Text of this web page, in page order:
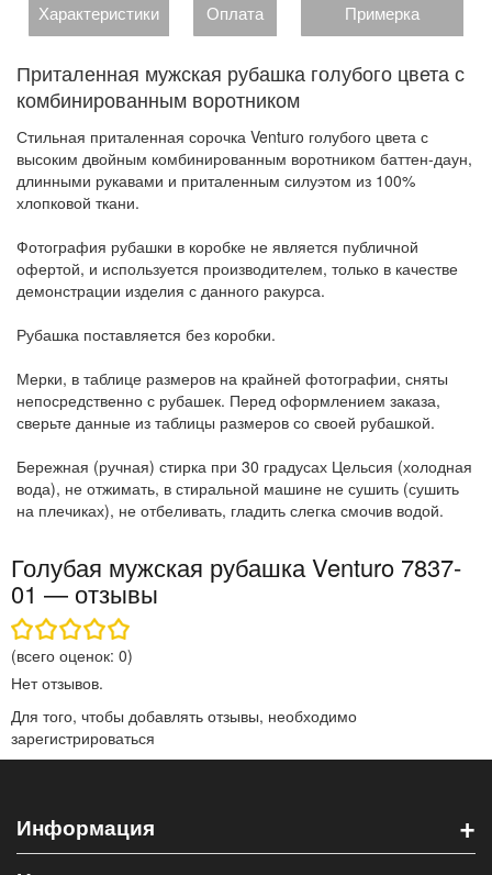
Характеристики Оплата Примерка
Приталенная мужская рубашка голубого цвета с
комбинированным воротником
Стильная приталенная сорочка Venturo голубого цвета с
высоким двойным комбинированным воротником баттен-даун,
длинными рукавами и приталенным силуэтом из 100%
хлопковой ткани.
Фотография рубашки в коробке не является публичной
офертой, и используется производителем, только в качестве
демонстрации изделия с данного ракурса.
Рубашка поставляется без коробки.
Мерки, в таблице размеров на крайней фотографии, сняты
непосредственно с рубашек. Перед оформлением заказа,
сверьте данные из таблицы размеров со своей рубашкой.
Бережная (ручная) стирка при 30 градусах Цельсия (холодная
вода), не отжимать, в стиральной машине не сушить (сушить
на плечиках), не отбеливать, гладить слегка смочив водой.
Голубая мужская рубашка Venturo 7837-
01 — отзывы
(всего оценок: 0)
Нет отзывов.
Для того, чтобы добавлять отзывы, необходимо
зарегистрироваться
Информация +